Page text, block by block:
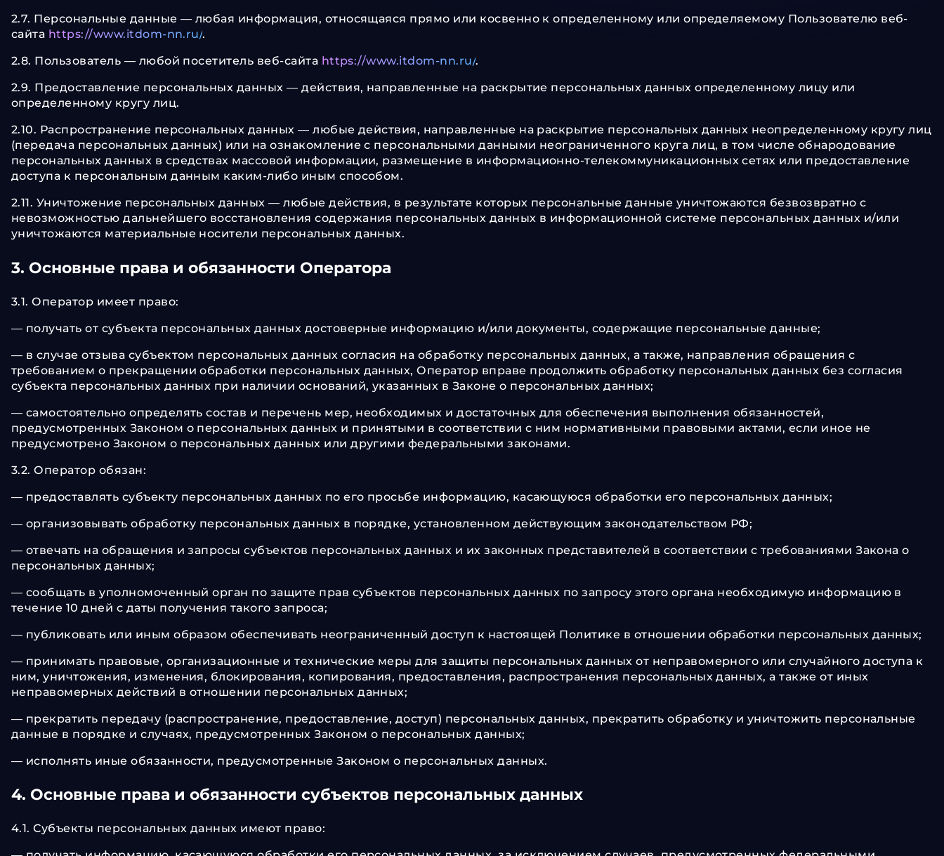
2.7. Персональные данные — любая информация, относящаяся прямо или косвенно к определенному или определяемому Пользователю веб-
сайта https://www.itdom-nn.ru/.
2.8. Пользователь — любой посетитель веб-сайта https://www.itdom-nn.ru/.
2.9. Предоставление персональных данных — действия, направленные на раскрытие персональных данных определенному лицу или
определенному кругу лиц.
2.10. Распространение персональных данных — любые действия, направленные на раскрытие персональных данных неопределенному кругу лиц
(передача персональных данных) или на ознакомление с персональными данными неограниченного круга лиц, в том числе обнародование
персональных данных в средствах массовой информации, размещение в информационно-телекоммуникационных сетях или предоставление
доступа к персональным данным каким-либо иным способом.
2.11. Уничтожение персональных данных — любые действия, в результате которых персональные данные уничтожаются безвозвратно с
невозможностью дальнейшего восстановления содержания персональных данных в информационной системе персональных данных и/или
уничтожаются материальные носители персональных данных.
3. Основные права и обязанности Оператора
3.1. Оператор имеет право:
— получать от субъекта персональных данных достоверные информацию и/или документы, содержащие персональные данные;
— в случае отзыва субъектом персональных данных согласия на обработку персональных данных, а также, направления обращения с
требованием о прекращении обработки персональных данных, Оператор вправе продолжить обработку персональных данных без согласия
субъекта персональных данных при наличии оснований, указанных в Законе о персональных данных;
— самостоятельно определять состав и перечень мер, необходимых и достаточных для обеспечения выполнения обязанностей,
предусмотренных Законом о персональных данных и принятыми в соответствии с ним нормативными правовыми актами, если иное не
предусмотрено Законом о персональных данных или другими федеральными законами.
3.2. Оператор обязан:
— предоставлять субъекту персональных данных по его просьбе информацию, касающуюся обработки его персональных данных;
— организовывать обработку персональных данных в порядке, установленном действующим законодательством РФ;
— отвечать на обращения и запросы субъектов персональных данных и их законных представителей в соответствии с требованиями Закона о
персональных данных;
— сообщать в уполномоченный орган по защите прав субъектов персональных данных по запросу этого органа необходимую информацию в
течение 10 дней с даты получения такого запроса;
— публиковать или иным образом обеспечивать неограниченный доступ к настоящей Политике в отношении обработки персональных данных;
— принимать правовые, организационные и технические меры для защиты персональных данных от неправомерного или случайного доступа к
ним, уничтожения, изменения, блокирования, копирования, предоставления, распространения персональных данных, а также от иных
неправомерных действий в отношении персональных данных;
— прекратить передачу (распространение, предоставление, доступ) персональных данных, прекратить обработку и уничтожить персональные
данные в порядке и случаях, предусмотренных Законом о персональных данных;
— исполнять иные обязанности, предусмотренные Законом о персональных данных.
4. Основные права и обязанности субъектов персональных данных
4.1. Субъекты персональных данных имеют право: